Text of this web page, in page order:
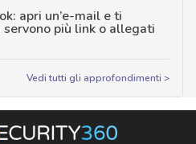
apri un’e-mail e ti
più link o allegati
Vedi tutti gli approfondimenti >